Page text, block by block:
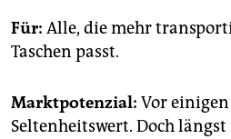
Für: Alle, die mehr
Taschen passt.
Marktpotenzial: Vor
Seltenheitswert. Doch